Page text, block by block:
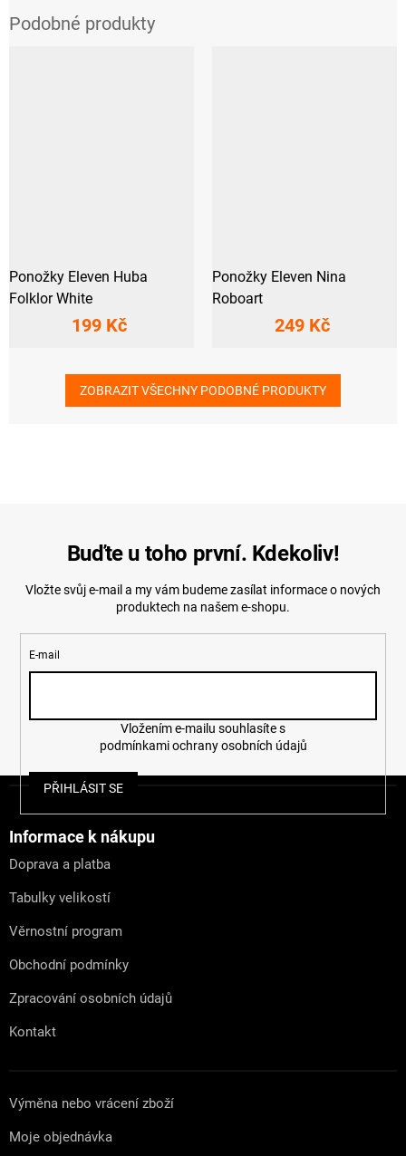
Ponožky Eleven Huba
Folklor White
199 Kč
Ponožky Eleven Nina
Roboart
249 Kč
ZOBRAZIT VŠECHNY PODOBNÉ PRODUKTY
Buďte u toho první. Kdekoliv!
Vložte svůj e-mail a my vám budeme zasílat informace o nových
produktech na našem e-shopu.
E-mail
podmínkami ochrany osobních údajů
PŘIHLÁSIT SE
Informace k nákupu
Doprava a platba
Tabulky velikostí
Věrnostní program
Obchodní podmínky
Zpracování osobních údajů
Kontakt
Výměna nebo vrácení zboží
Moje objednávka